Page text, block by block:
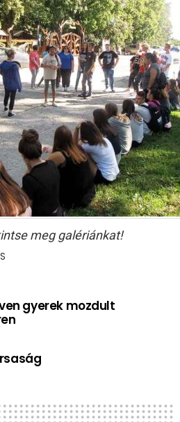
meg galériánkat!
gyerek mozdult